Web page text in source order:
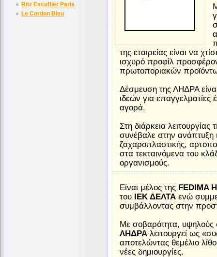
Ritz Escoffier Paris
Le Cordon Bleu
της εταιρείας είναι να
ισχυρό προφίλ
πρωτοποριακών
Δέσμευση της ΛΗΔΡΑ
ιδεών για
αγορά.
Στη διάρκεια
συνέβαλε στην
ζαχαροπλαστικής,
στα τεκταινόμενα του
οργανισμούς.
Είναι μέλος της FEDIMA
του ΙΕΚ ΔΕΛΤΑ ενώ
συμβάλλοντας στην
Με σοβαρότητα, υψηλούς
ΛΗΔΡΑ λειτουργεί ως
αποτελώντας θεμέλιο
νέες δημιουργίες.